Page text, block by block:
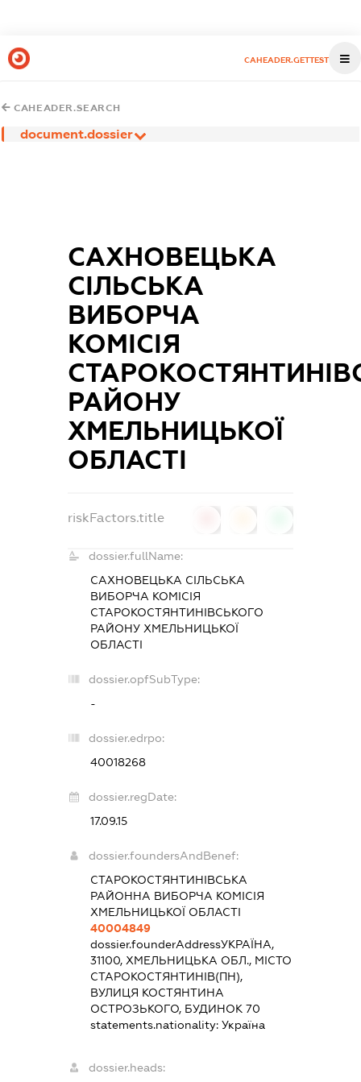
CAHEADER.GETTEST
CAHEADER.SEARCH
document.dossier
САХНОВЕЦЬКА
CІЛЬСЬКА
ВИБОРЧА
КОМІСІЯ
РАЙОНУ
ХМЕЛЬНИЦЬКОЇ
ОБЛАСТІ
riskFactors.title
dossier.fullName:
САХНОВЕЦЬКА CІЛЬСЬКА
ВИБОРЧА КОМІСІЯ
СТАРОКОСТЯНТИНІВСЬКОГО
РАЙОНУ ХМЕЛЬНИЦЬКОЇ
ОБЛАСТІ
dossier.opfSubType:
-
dossier.edrpo:
40018268
dossier.regDate:
17.09.15
dossier.foundersAndBenef:
СТАРОКОСТЯНТИНІВСЬКА
РАЙОННА ВИБОРЧА КОМІСІЯ
ХМЕЛЬНИЦЬКОЇ ОБЛАСТІ
40004849
dossier.founderAddressУКРАЇНА,
31100, ХМЕЛЬНИЦЬКА ОБЛ., МІСТО
СТАРОКОСТЯНТИНІВ(ПН),
ВУЛИЦЯ КОСТЯНТИНА
ОСТРОЗЬКОГО, БУДИНОК 70
statements.nationality:Україна
dossier.heads: